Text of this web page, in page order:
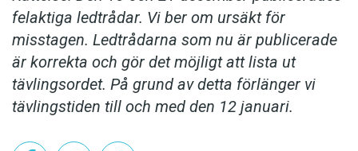
felaktiga ledtrådar. Vi ber om ursäkt för
misstagen. Ledtrådarna som nu är publicerade
är korrekta och gör det möjligt att lista ut
tävlingsordet. På grund av detta förlänger vi
tävlingstiden till och med den 12 januari.